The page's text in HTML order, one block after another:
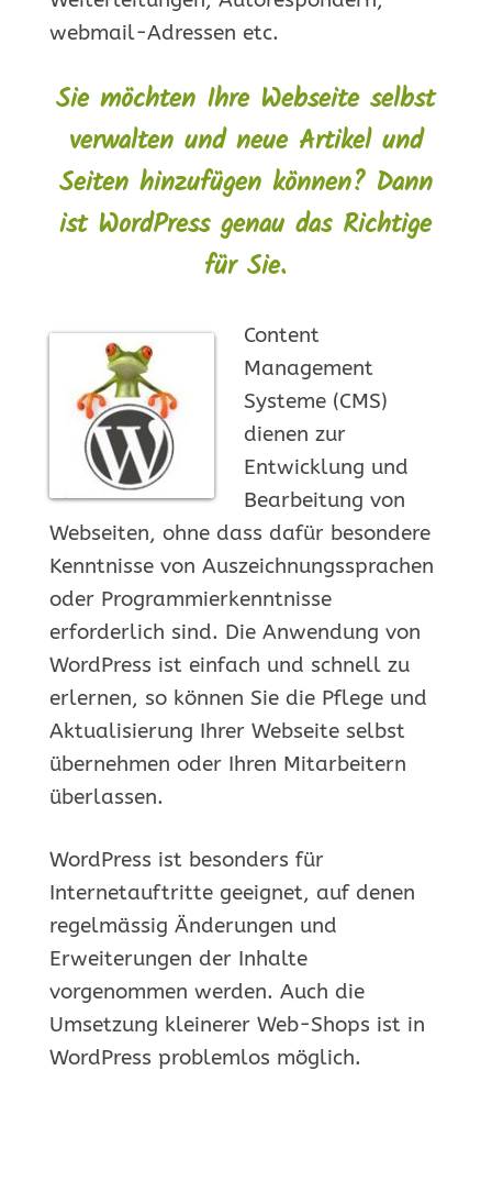
webmail-Adressen etc.
Sie möchten Ihre Webseite selbst
verwalten und neue Artikel und
Seiten hinzufügen können? Dann
ist WordPress genau das Richtige
für Sie.
Content
Management
Systeme (CMS)
dienen zur
Entwicklung und
Bearbeitung von
Webseiten, ohne dass dafür besondere
Kenntnisse von Auszeichnungssprachen
oder Programmierkenntnisse
erforderlich sind. Die Anwendung von
WordPress ist einfach und schnell zu
erlernen, so können Sie die Pflege und
Aktualisierung Ihrer Webseite selbst
übernehmen oder Ihren Mitarbeitern
überlassen.
WordPress ist besonders für
Internetauftritte geeignet, auf denen
regelmässig Änderungen und
Erweiterungen der Inhalte
vorgenommen werden. Auch die
Umsetzung kleinerer Web-Shops ist in
WordPress problemlos möglich.